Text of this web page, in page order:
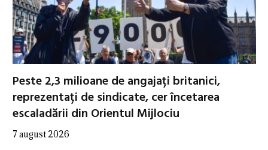
Peste 2,3 milioane de angajați britanici,
reprezentați de sindicate, cer încetarea
escaladării din Orientul Mijlociu
7 august 2026